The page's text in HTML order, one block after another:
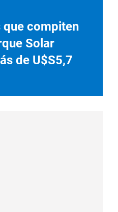
que compiten
Solar
de U$S5,7